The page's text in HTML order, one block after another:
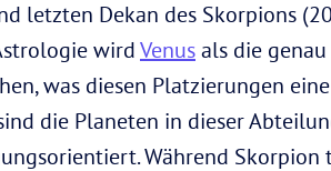
letzten Dekan des Skorpions
wirdVenus als die
was diesen Platzierungen
die Planeten in dieser
Während Skorpion